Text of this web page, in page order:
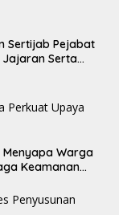
Sertijab Pejabat
Serta
Warga
Keamanan